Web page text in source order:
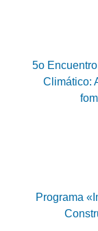
5o
Climático:
Programa